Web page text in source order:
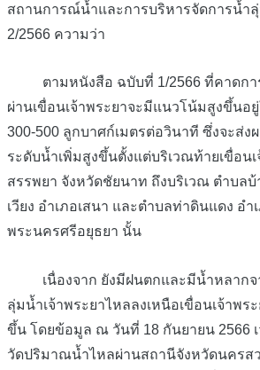
สถานการณ์น้ำและการบริหารจัดการน้ำ
2/2566 ความว่า
ตามหนังสือ ฉบับที่ 1/2566 ที่คาดกา
ผ่านเขื่อนเจ้าพระยาจะมีแนวโน้มสูงขึ้น
300-500 ลูกบาศก์เมตรต่อวินาที ซึ่งจะส่
ระดับน้ำเพิ่มสูงขึ้นตั้งแต่บริเวณท้ายเขื่อนเ
สรรพยา จังหวัดชัยนาท ถึงบริเวณ ตำบล
เวียง อำเภอเสนา และตำบลท่าดินแดง อำ
พระนครศรีอยุธยา นั้น
เนื่องจาก ยังมีฝนตกและมีน้ำหลากจ
ลุ่มน้ำเจ้าพระยาไหลลงเหนือเขื่อนเจ้าพร
ขึ้น โดยข้อมูล ณ วันที่ 18 กันยายน 2566 เ
วัดปริมาณน้ำไหลผ่านสถานีจังหวัดนครส